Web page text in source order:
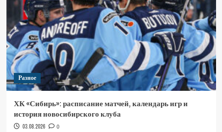
Разное
ХК «Сибирь»: расписание матчей, календарь игр и
история новосибирского клуба
03.08.2026 0